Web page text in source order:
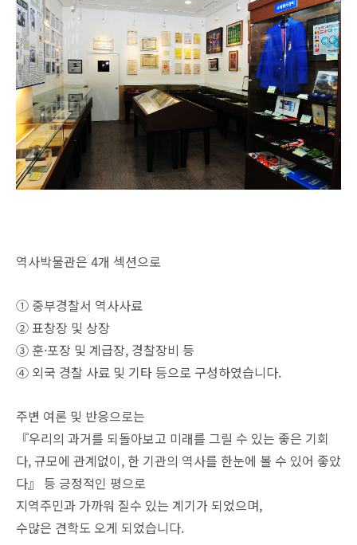
역사박물관은 4개 섹션으로
① 중부경찰서 역사사료
② 표창장 및 상장
③ 훈·포장 및 계급장, 경찰장비 등
④ 외국 경찰 사료 및 기타 등으로 구성하였습니다.
주변 여론 및 반응으로는
『우리의 과거를 되돌아보고 미래를 그릴 수 있는 좋은 기회
다, 규모에 관계없이, 한 기관의 역사를 한눈에 볼 수 있어 좋았
다』 등 긍정적인 평으로
지역주민과 가까워 질수 있는 계기가 되었으며,
수많은 견학도 오게 되었습니다.